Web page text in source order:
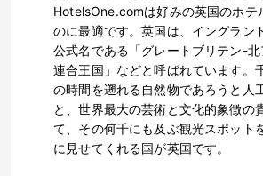
HotelsOne.comは好みの英国のホテ
のに最適です。英国は、イングラン
公式名である「グレートブリテン-北
連合王国」などと呼ばれています。
の時間を遡れる自然物であろうと人
と、世界最大の芸術と文化的象徴の
て、その何千にも及ぶ観光スポット
に見せてくれる国が英国です。